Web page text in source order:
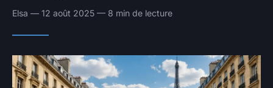
Elsa — 12 août 2025 — 8 min de lecture